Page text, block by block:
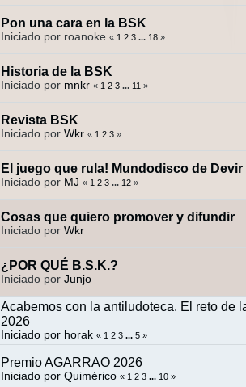
Pon una cara en la BSK
Iniciado por roanoke « 1 2 3 ... 18 »
Historia de la BSK
Iniciado por mnkr « 1 2 3 ... 11 »
Revista BSK
Iniciado por Wkr « 1 2 3 »
El juego que rula! Mundodisco de Devir
Iniciado por MJ « 1 2 3 ... 12 »
Cosas que quiero promover y difundir
Iniciado por Wkr
¿POR QUÉ B.S.K.?
Iniciado por Junjo
Acabemos con la antiludoteca. El reto de
2026
Iniciado por horak « 1 2 3 ... 5 »
Premio AGARRAO 2026
Iniciado por Quimérico « 1 2 3 ... 10 »